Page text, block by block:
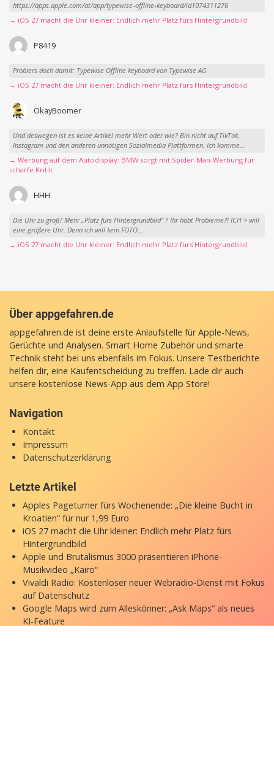
https://apps.apple.com/at/app/typewise-offline-keyboard/id1074311276
→ iOS 27 macht die Uhr kleiner: Endlich mehr Platz fürs Hintergrundbild
P8419
Probiers doch damit: Typewise Offline keyboard von Typewise AG
→ iOS 27 macht die Uhr kleiner: Endlich mehr Platz fürs Hintergrundbild
OkayBoomer
Und deswegen ist es keine Artikel mehr Wert oder wie? Bin nicht auf TikTok,
Instagram und den anderen unnötigen Sozialmedia Plattformen. Ich komme...
→ Werbung auf dem Autodisplay: BMW sorgt mit Spider-Man-Werbung für
scharfe Kritik
HHH
Die Uhr zu groß? Mehr „Platz fürs Hintergrundbild“ ? Ihr habt Probleme?! ICH > will
eine größere Uhr. Denn ich will kein FOTO...
→ iOS 27 macht die Uhr kleiner: Endlich mehr Platz fürs Hintergrundbild
Über appgefahren.de
appgefahren.de ist deine erste Anlaufstelle für Apple-News,
Gerüchte und Analysen. Smart Home Zubehör und smarte
Technik steht bei uns ebenfalls im Fokus. Unsere Testberichte
helfen dir, eine Kaufentscheidung zu treffen. Lade dir auch
unsere kostenlose News-App aus dem App Store!
Navigation
Kontakt
Impressum
Datenschutzerklärung
Letzte Artikel
Apples Pageturner fürs Wochenende: „Die kleine Bucht in
Kroatien“ für nur 1,99 Euro
iOS 27 macht die Uhr kleiner: Endlich mehr Platz fürs
Hintergrundbild
Apple und Brutalismus 3000 präsentieren iPhone-
Musikvideo „Kairo“
Vivaldi Radio: Kostenloser neuer Webradio-Dienst mit Fokus
auf Datenschutz
Google Maps wird zum Alleskönner: „Ask Maps“ als neues
KI-Feature